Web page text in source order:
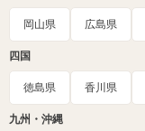
岡山県 広島県
四国
徳島県 香川県
九州・沖縄